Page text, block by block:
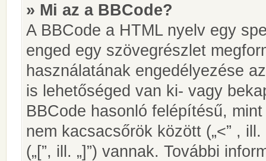
» Mi az a BBCode?
A BBCode a HTML nyelv egy
enged egy szövegrészlet
használatának engedélyezése
is lehetőséged van ki- vagy
BBCode hasonló felépítésű,
nem kacsacsőrök között („<” ,
(„[”, ill. „]”) vannak. További